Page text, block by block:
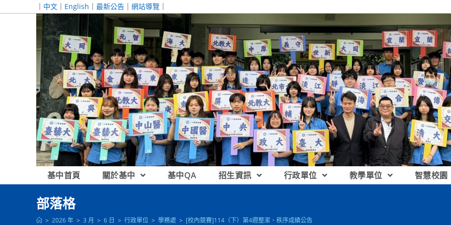
｜ 中文 ｜ English ｜ 最新公告 ｜ 網站導覽 ｜
基中首頁 關於基中 基中QA 招生資訊 行政單位 教學單位 智慧校園
部落格
> 2026 年 > 3 月 > 6 日 > 行政單位 > 學務處 > [校內競賽]114（下）第4週整潔、秩序成績公告